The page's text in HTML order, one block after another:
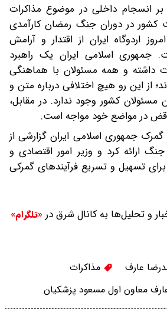
بر انسجام داخلی در موضوع مذاکرات
در دوران جنگ رمضان کارآمدی
اردوگاه ایران از اقتدار و آرامش
جمهوری اسلامی ایران یک راهبرد
داشته و همه مسئولان با هماهنگی
از این رو هیچ اختلافی درباره متن و
مسئولان کشور وجود ندارد. در مقابل،
در مواضع خود مواجه است.
جمهوری اسلامی ایران گزارشی از
ارائه کرد و وزیر امور اقتصادی و
برای تسهیل و تسریع فرآیندهای گمرکی
و تحلیل‌ها به کانال شرق در «تلگرام»
عارف
مذاکرات
معاون اول مسعود پزشکیان